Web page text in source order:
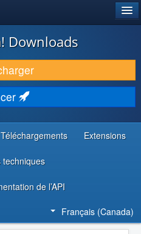
Downloads
Téléchargements Extensions
techniques
de l’API
Français (Canada)